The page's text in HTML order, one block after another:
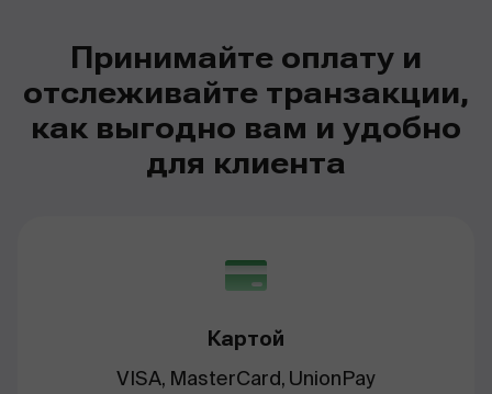
Принимайте оплату и
отслеживайте транзакции,
как выгодно вам и удобно
для клиента
Картой
VISA, MasterCard, UnionPay